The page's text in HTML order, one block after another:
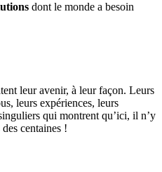
dont le monde a besoin
leur avenir, à leur façon. Leurs
leurs expériences, leurs
qui montrent qu’ici, il n’y
centaines !